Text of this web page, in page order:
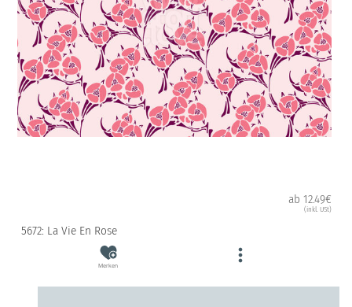
ab 12.49€
(inkl. USt)
5672: La Vie En Rose
Merken